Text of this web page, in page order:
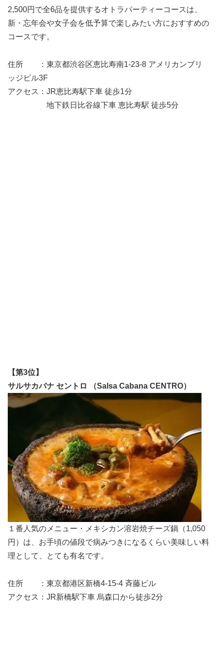
2,500円で全6品を提供するオトラパーティーコースは、
新・忘年会や女子会を低予算で楽しみたい方におすすめの
コースです。
住所 ：東京都渋谷区恵比寿南1-23-8 アメリカンブリ
ッジビル3F
アクセス：JR恵比寿駅下車 徒歩1分
地下鉄日比谷線下車 恵比寿駅 徒歩5分
【第3位】
サルサカバナ セントロ （Salsa Cabana CENTRO）
１番人気のメニュー・メキシカン溶岩焼チーズ鍋（1,050
円）は、お手頃の値段で病みつきになるくらい美味しい料
理として、とても有名です。
住所 ：東京都港区新橋4-15-4 斉藤ビル
アクセス：JR新橋駅下車 烏森口から徒歩2分